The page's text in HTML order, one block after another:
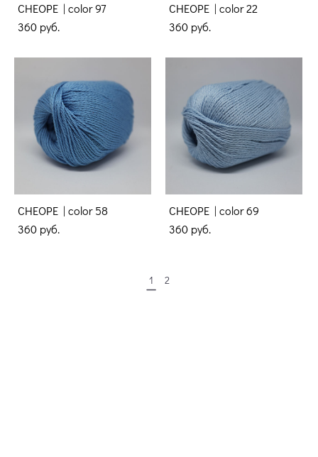
CHEOPE | color 97
360 pуб.
CHEOPE | color 22
360 pуб.
CHEOPE | color 58
360 pуб.
CHEOPE | color 69
360 pуб.
1 2